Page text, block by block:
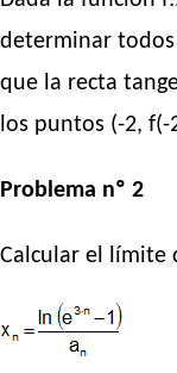
determinar
que la recta
los puntos (-2, f(-
Problema nº 2
Calcular el límite